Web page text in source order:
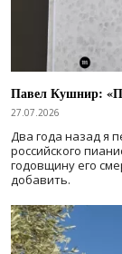
Павел Кушнир:
27.07.2026
Два года назад я
российского
годовщину его
добавить.